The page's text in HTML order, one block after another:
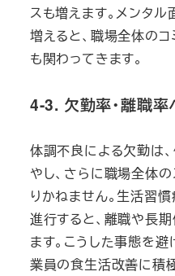
スも増えます。メンタ
増えると、職場全体の
も関わってきます。
4-3. 欠勤率・離職
体調不良による欠勤は
やし、さらに職場全体
りかねません。生活習
進行すると、離職や長
ます。こうした事態を
業員の食生活改善に積